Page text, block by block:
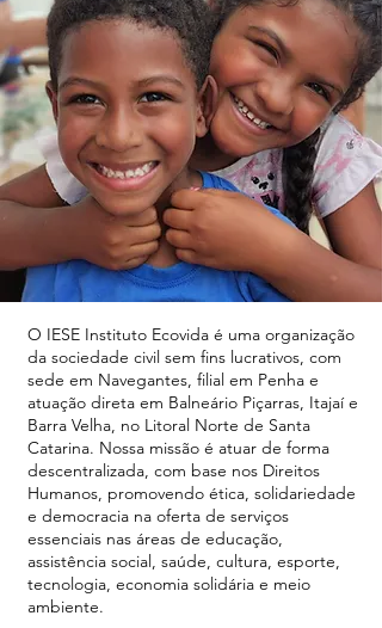
O IESE Instituto Ecovida é uma organização
da sociedade civil sem fins lucrativos, com
sede em Navegantes, filial em Penha e
atuação direta em Balneário Piçarras, Itajaí e
Barra Velha, no Litoral Norte de Santa
Catarina. Nossa missão é atuar de forma
descentralizada, com base nos Direitos
Humanos, promovendo ética, solidariedade
e democracia na oferta de serviços
essenciais nas áreas de educação,
assistência social, saúde, cultura, esporte,
tecnologia, economia solidária e meio
ambiente.